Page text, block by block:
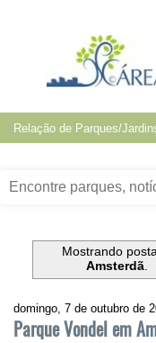
Mostrando
Amsterdã.
domingo, 7 de outubro de
Parque Vondel em